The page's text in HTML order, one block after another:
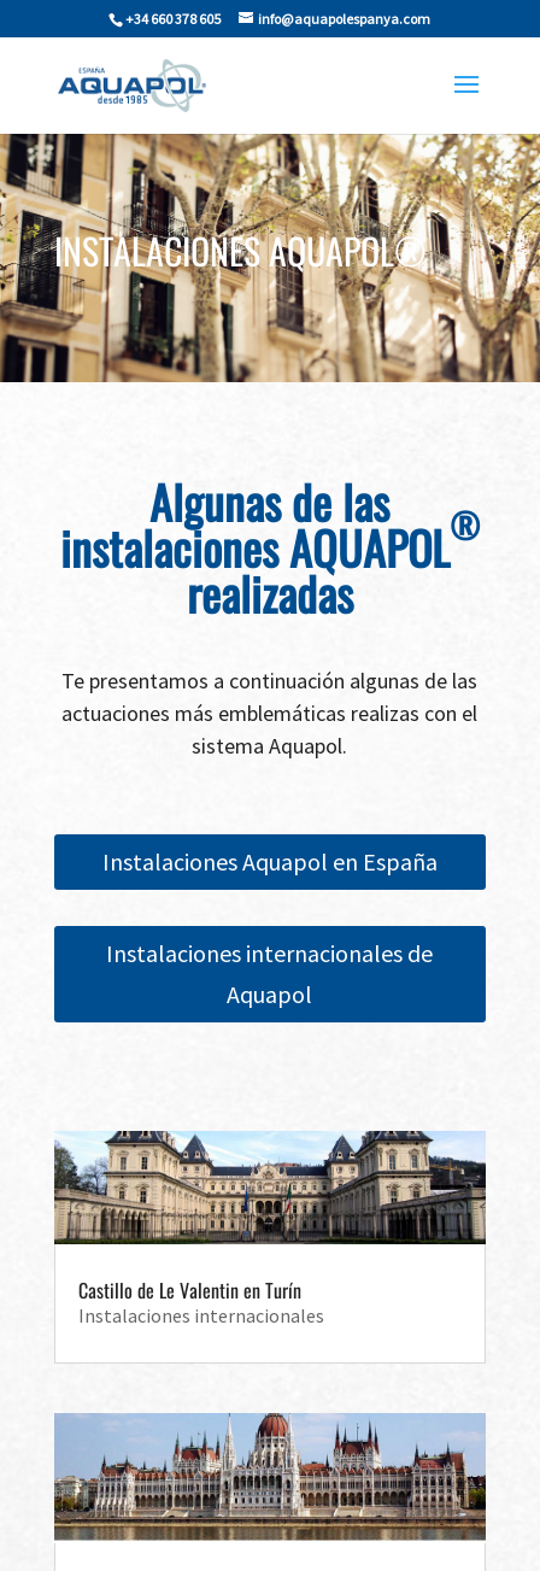
+34 660 378 605 info@aquapolespanya.com
INSTALACIONES AQUAPOL®
Algunas de las
instalaciones AQUAPOL®
realizadas
Te presentamos a continuación algunas de las
actuaciones más emblemáticas realizas con el
sistema Aquapol.
Instalaciones Aquapol en España
Instalaciones internacionales de
Aquapol
Castillo de Le Valentin en Turín
Instalaciones internacionales